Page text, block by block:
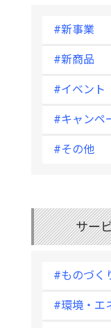
#新事業
#新商品
#イベント
#キャンペ
#その他
サー
#ものづく
#環境・エ